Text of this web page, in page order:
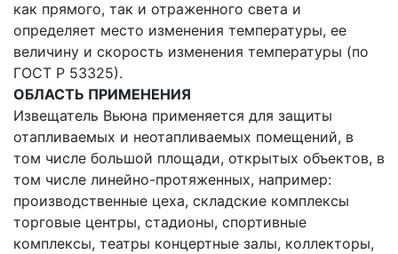
как прямого, так и отраженного света и
определяет место изменения температуры, ее
величину и скорость изменения температуры (по
ГОСТ Р 53325).
ОБЛАСТЬ ПРИМЕНЕНИЯ
Извещатель Вьюна применяется для защиты
отапливаемых и неотапливаемых помещений, в
том числе большой площади, открытых объектов, в
том числе линейно-протяженных, например:
производственные цеха, складские комплексы
торговые центры, стадионы, спортивные
комплексы, театры концертные залы, коллекторы,